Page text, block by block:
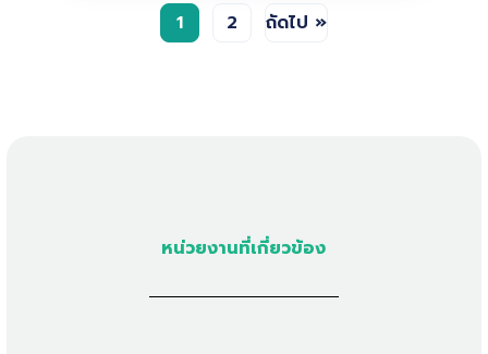
1 2 ถัดไป »
หน่วยงานที่เกี่ยวข้อง